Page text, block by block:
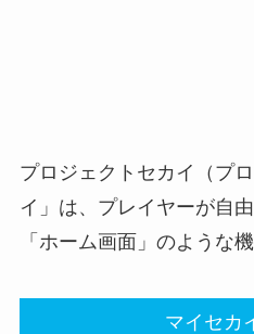
プロジェクトセカイ（プ
イ 」は、プレイヤーが自
「ホーム画面」のような機
マイセカ